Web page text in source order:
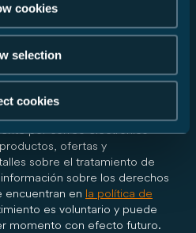
cookies
selection
cookies
El distribuidor puede
por teléfono o correo
de mi solicitud. Este
y puede ser revocado
con efecto futuro.
por correo electrónico
ofertas y
sobre el tratamiento de
sobre los derechos
encuentran en la política de
es voluntario y puede
momento con efecto futuro.